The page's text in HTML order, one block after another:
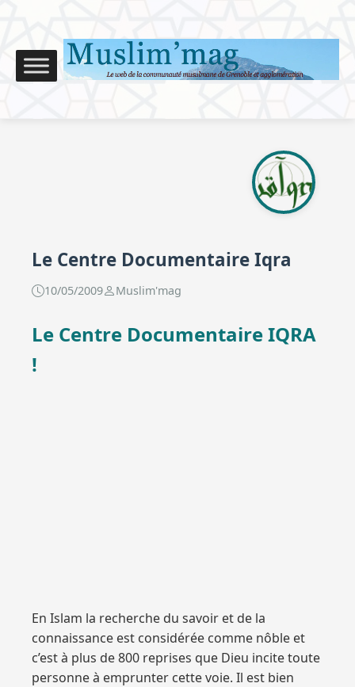
Le Centre Documentaire Iqra
10/05/2009 Muslim'mag
Le Centre Documentaire IQRA
!
En Islam la recherche du savoir et de la
connaissance est considérée comme nôble et
c’est à plus de 800 reprises que Dieu incite toute
personne à emprunter cette voie. Il est bien